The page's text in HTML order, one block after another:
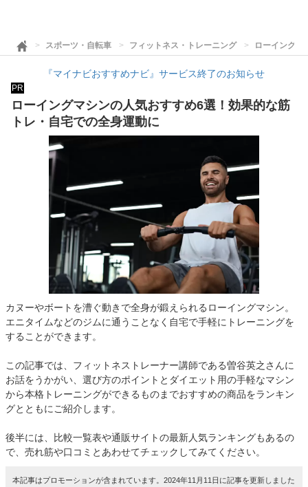
スポーツ・自転車 フィットネス・トレーニング ローイングマ
『マイナビおすすめナビ』サービス終了のお知らせ
PR
ローイングマシンの人気おすすめ6選！効果的な筋
トレ・自宅での全身運動に
カヌーやボートを漕ぐ動きで全身が鍛えられるローイングマシン。
エニタイムなどのジムに通うことなく自宅で手軽にトレーニングを
することができます。
この記事では、フィットネストレーナー講師である曽谷英之さんに
お話をうかがい、選び方のポイントとダイエット用の手軽なマシン
から本格トレーニングができるものまでおすすめの商品をランキン
グとともにご紹介します。
後半には、比較一覧表や通販サイトの最新人気ランキングもあるの
で、売れ筋や口コミとあわせてチェックしてみてください。
本記事はプロモーションが含まれています。2024年11月11日に記事を更新しました